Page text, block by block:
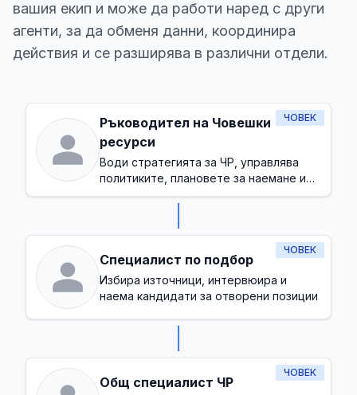
вашия екип и може да работи наред с други
агенти, за да обменя данни, координира
действия и се разширява в различни отдели.
ЧОВЕК
Ръководител на Човешки
ресурси
Води стратегията за ЧР, управлява
политиките, плановете за наемане и
осигурява здравословна работна
ЧОВЕК
Специалист по подбор
Избира източници, интервюира и
наема кандидати за отворени позиции
ЧОВЕК
Общ специалист ЧР